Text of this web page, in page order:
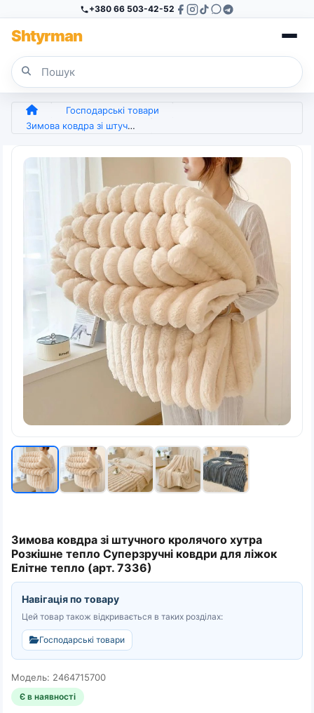
+380 66 503-42-52
Shtyrman
Господарські товари
Зимова ковдра зі штучного кролячого хутра Розкішне тепло Суперзручні ковдри для ліжок Елітне тепло (арт. 7336)
Зимова ковдра зі штучного кролячого хутра
Розкішне тепло Суперзручні ковдри для ліжок
Елітне тепло (арт. 7336)
Навігація по товару
Цей товар також відкривається в таких розділах:
Господарські товари
Модель: 2464715700
Є в наявності